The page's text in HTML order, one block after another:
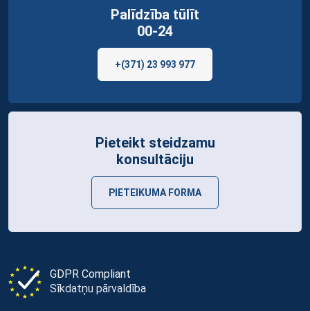
GDPR Compliant
Sīkdatņu pārvaldība
Palīdzība tūlīt
00-24
+(371) 23 993 977
Pieteikt steidzamu
konsultāciju
PIETEIKUMA FORMA